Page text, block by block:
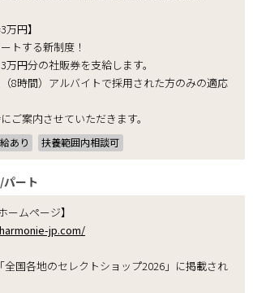
万円】
トする新制度！
円分の社販券を支給します。
8時間）アルバイトで採用された方のみの適応
ご案内させていただきます。
あり 扶養範囲内相談可
パート
ームページ】
jp.com/
全国各地のセレクトショップ2026」に掲載され